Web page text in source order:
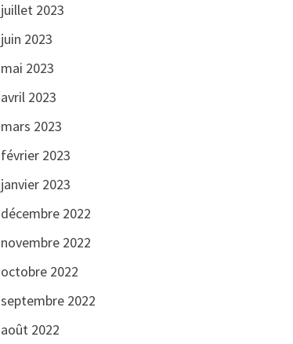
juillet 2023
juin 2023
mai 2023
avril 2023
mars 2023
février 2023
janvier 2023
décembre 2022
novembre 2022
octobre 2022
septembre 2022
août 2022